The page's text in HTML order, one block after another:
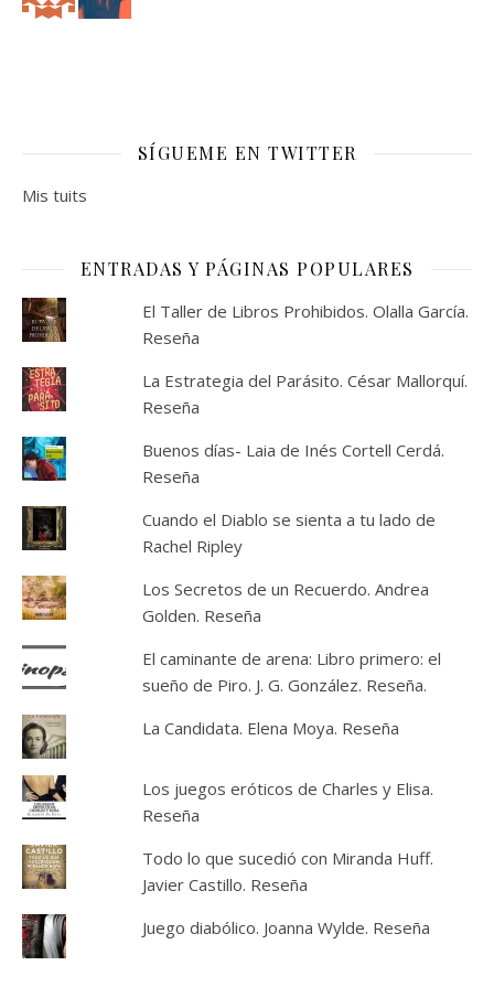
SÍGUEME EN TWITTER
Mis tuits
ENTRADAS Y PÁGINAS POPULARES
El Taller de Libros Prohibidos. Olalla García.
Reseña
La Estrategia del Parásito. César Mallorquí.
Reseña
Buenos días- Laia de Inés Cortell Cerdá.
Reseña
Cuando el Diablo se sienta a tu lado de
Rachel Ripley
Los Secretos de un Recuerdo. Andrea
Golden. Reseña
El caminante de arena: Libro primero: el
sueño de Piro. J. G. González. Reseña.
La Candidata. Elena Moya. Reseña
Los juegos eróticos de Charles y Elisa.
Reseña
Todo lo que sucedió con Miranda Huff.
Javier Castillo. Reseña
Juego diabólico. Joanna Wylde. Reseña